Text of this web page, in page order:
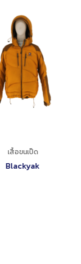
เสื้อขนเป็ด
Blackyak